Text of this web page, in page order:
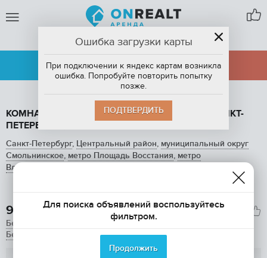
САНКТ-ПЕТЕРБУРГ
АРЕНДА
ПРОДАЖА
КОМНАТА, 20 М2, В АРЕНДУ ПОСУТОЧНО В САНКТ-
ПЕТЕРБУРГЕ, НЕВСКИЙ ПРОСПЕКТ
Санкт-Петербург, Центральный район, муниципальный округ
Смольнинское, метро Площадь Восстания, метро
Владимирская
950
Без залога
Без комиссии
Ошибка загрузки карты
При подключении к яндекс картам возникла
ошибка. Попробуйте повторить попытку
позже.
ПОДТВЕРДИТЬ
Для поиска объявлений воспользуйтесь
фильтром.
Продолжить